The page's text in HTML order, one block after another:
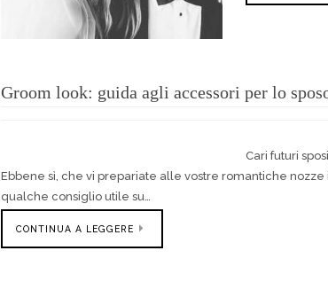
Groom look: guida agli accessori per lo
Cari futuri
Ebbene sì, che vi prepariate alle vostre romantiche
qualche consiglio utile su…
CONTINUA A LEGGERE